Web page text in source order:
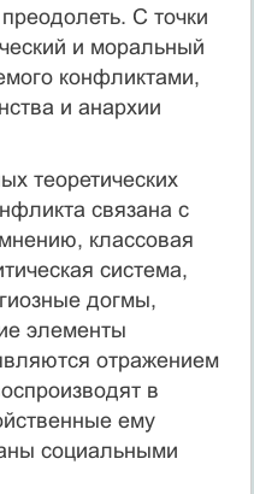
С точки
и моральный
конфликтами,
и анархии
теоретических
связана с
классовая
система,
догмы,
эле­менты
отражением
в
ему
социальными